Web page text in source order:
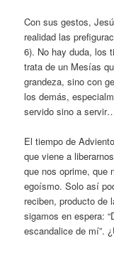
Con sus gestos,
realidad las
6). No hay duda, los
trata de un Mesías
grandeza, sino con
los demás,
servido sino a
El tiempo de
que viene a
que nos oprime, que
egoísmo. Solo así
reciben, producto de
sigamos en espera:
escandalice de mí”.